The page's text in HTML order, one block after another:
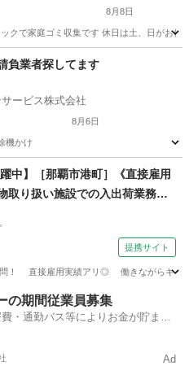
8月8日
クで家庭ゴミ収集です 休日は土、日がお休
軽トラック
負業者探してます
ービス株式会社
8月6日
機かけ
中】［那覇市港町］《直接雇用
取り扱い施設での入出荷業務／
無料駐車場完備
提携サイト
直接雇用実績アリ◎ 働きながらキャリ
の期間従業員募集
・通勤バス等によりお金が貯まり
Ad